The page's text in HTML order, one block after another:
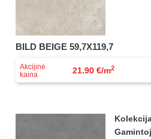
BILD BEIGE 59,7X119,7
Akcijinė
kaina
21.90 €/m2